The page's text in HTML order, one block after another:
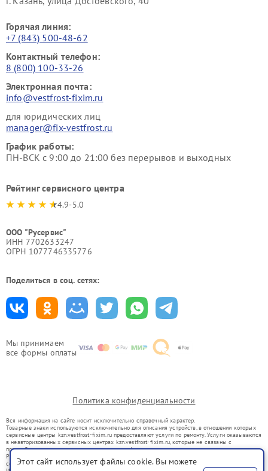
Мы принимаем
все формы оплаты
Горячая линия:
+7 (843) 500-48-62
Контактный телефон:
8 (800) 100-33-26
Электронная почта:
info@vestfrost-fixim.ru
для юридических лиц
manager@fix-vestfrost.ru
График работы:
ПН-ВСК с 9:00 до 21:00 без перерывов и выходных
Рейтинг сервисного центра
4.9-5.0
ООО "Русервис"
ИНН 7702633247
ОГРН 1077746335776
Поделиться в соц. сетях:
Политика конфиденциальности
Вся информация на сайте носит исключительно справочный характер.
Товарные знаки используются исключительно для описания устройств, в отношении которых
сервисные центры kzn.vestfrost-fixim.ru предоставляют услуги по ремонту. Услуги оказываются
в неавторизованных сервисных центрах kzn.vestfrost-fixim.ru, которые не связаны с
правообладателями товарных знаков или их официальными представителями.
Ремонт осуществляется для устройств, уже введенных в гражданский оборот в соответствии
со статьей 1487 ГК РФ.
Этот сайт использует файлы cookie. Вы можете